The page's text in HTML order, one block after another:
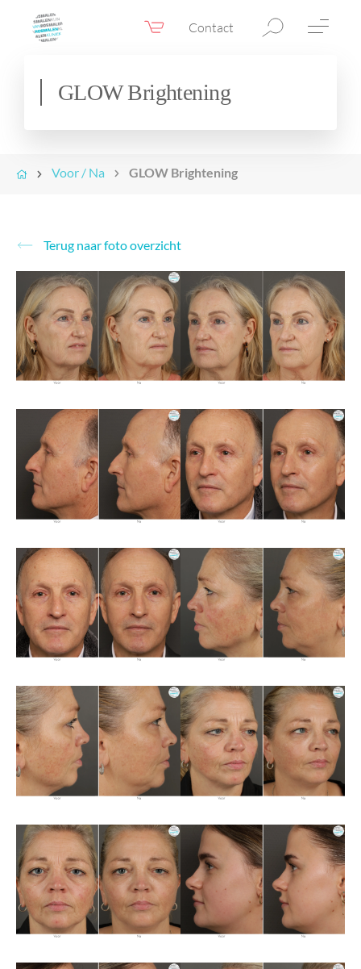
Contact
Webshop NL
Ooglidcorrectie
Confidence Booster®
Voor & na foto’s
Tarieven
Blogs
Over ons
GLOW Brightening
Voor / Na GLOW Brightening
Terug naar foto overzicht